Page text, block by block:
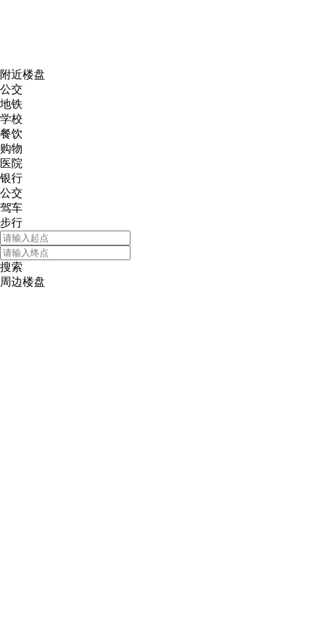
附近楼盘
公交
地铁
学校
餐饮
购物
医院
银行
公交
驾车
步行
搜索
周边楼盘